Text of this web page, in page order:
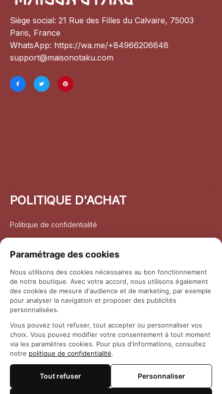
Siège social: 21 Rue des Filles du Calvaire, 75003
Paris, France
WhatsApp: https://wa.me/+84966206648
support@maisonotaku.com
POLITIQUE D'ACHAT
Politique de confidentialité
Politique de retour et remboursement
Coordonnées
Questions fréquemment posées
© 2026 Maison Otaku
Paramétrage des cookies
Nous utilisons des cookies nécessaires au bon fonctionnement
de notre boutique. Avec votre accord, nous utilisons également
des cookies de mesure d'audience et de marketing, par exemple
pour analyser la navigation et proposer des publicités
personnalisées.
Vous pouvez tout refuser, tout accepter ou personnaliser vos
choix. Vous pouvez modifier votre consentement à tout moment
via les paramètres cookies. Pour plus d'informations, consultez
notre politique de confidentialité.
Tout refuser Personnaliser